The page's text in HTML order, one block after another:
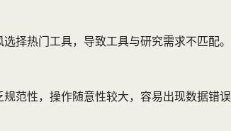
择热门工具，导致工具与研究需求不匹配。
范性，操作随意性较大，容易出现数据错误